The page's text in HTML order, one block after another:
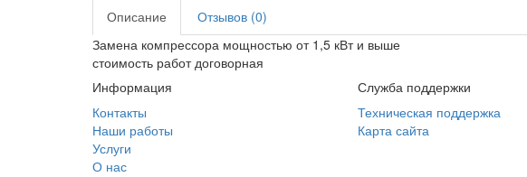
Описание
Отзывов (0)
Замена компрессора мощностью от 1,5 кВт и выше
стоимость работ договорная
Информация
Контакты
Наши работы
Услуги
О нас
Служба поддержки
Техническая поддержка
Карта сайта